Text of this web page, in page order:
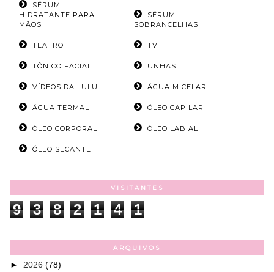
SÉRUM
HIDRATANTE PARA
MÃOS
SÉRUM
SOBRANCELHAS
TEATRO TV
TÔNICO FACIAL UNHAS
VÍDEOS DA LULU ÁGUA MICELAR
ÁGUA TERMAL ÓLEO CAPILAR
ÓLEO CORPORAL ÓLEO LABIAL
ÓLEO SECANTE
VISITANTES
9 3 8 2 1 4 1
ARQUIVOS
► 2026 (78)